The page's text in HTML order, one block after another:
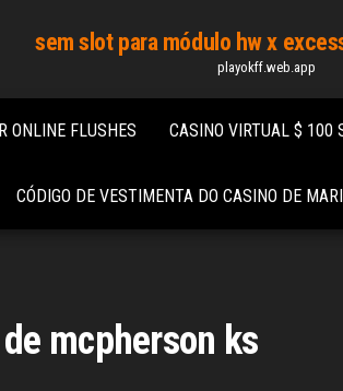
sem slot para módulo hw x
playokff.web.app
ONLINE FLUSHES CASINO VIRTUAL $ 100
CÓDIGO DE VESTIMENTA DO CASINO DE
mcpherson ks